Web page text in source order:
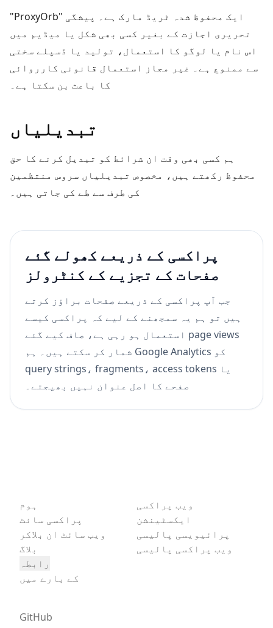
"ProxyOrb" ایک محفوظ شدہ ٹریڈ مارک ہے۔ پیشگی
تحریری اجازت کے بغیر کسی بھی شکل یا میڈیم میں
اس نام یا لوگو کا استعمال، تولید یا ڈسپلے سختی
سے ممنوع ہے۔ غیر مجاز استعمال قانونی کارروائی
کا باعث بن سکتا ہے۔
تبدیلیاں
ہم کسی بھی وقت ان شرائط کو تبدیل کرنے کا حق
محفوظ رکھتے ہیں، مخصوص تبدیلیاں سروس منتظمین
کی طرف سے طے کی جاتی ہیں۔
پراکسی کے ذریعے کھولے گئے
صفحات کے تجزیے کے کنٹرولز
جب آپ پراکسی کے ذریعے صفحات براؤز کرتے
ہیں تو ہم یہ سمجھنے کے لیے کہ پراکسی کیسے
استعمال ہو رہی ہے، صاف کیے گئے page views
شمار کر سکتے ہیں۔ ہم Google Analytics کو
query strings، fragments، access tokens یا
صفحے کا اصل عنوان نہیں بھیجتے۔
ہوم
پراکسی سائٹ
ویب سائٹ ان بلاکر
بلاگ
رابطہ
کے بارے میں
ویب پراکسی
ایکسٹینشن
پرائیویسی پالیسی
ویب پراکسی پالیسی
GitHub